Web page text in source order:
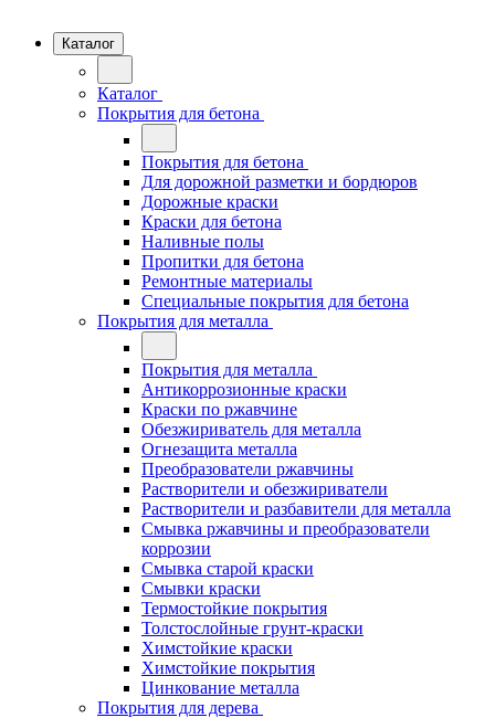
Каталог
Каталог
Покрытия для бетона
Покрытия для бетона
Для дорожной разметки и бордюров
Дорожные краски
Краски для бетона
Наливные полы
Пропитки для бетона
Ремонтные материалы
Специальные покрытия для бетона
Покрытия для металла
Покрытия для металла
Антикоррозионные краски
Краски по ржавчине
Обезжириватель для металла
Огнезащита металла
Преобразователи ржавчины
Растворители и обезжириватели
Растворители и разбавители для металла
Смывка ржавчины и преобразователи
коррозии
Смывка старой краски
Смывки краски
Термостойкие покрытия
Толстослойные грунт-краски
Химстойкие краски
Химстойкие покрытия
Цинкование металла
Покрытия для дерева